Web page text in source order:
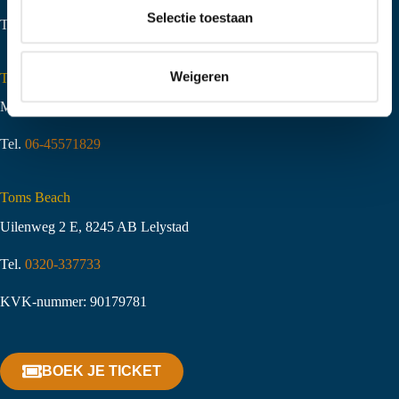
i
Selectie toestaan
Weigeren
Tel.
Toms Creek Appeltern
Molenstraat 10,6629 KJ Appeltern
Tel. 06-45571829
Toms Beach
Uilenweg 2 E, 8245 AB Lelystad
Tel. 0320-337733
KVK-nummer: 90179781
BOEK JE TICKET